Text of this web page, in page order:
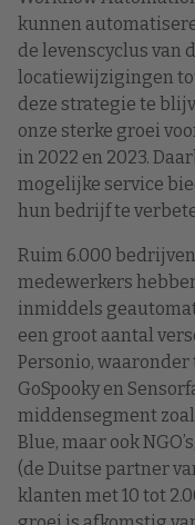
kunnen
de levenscyclus van
locatiewijzigingen
deze strategie te
onze sterke groei
in 2022 en 2023.
mogelijke service
hun bedrijf te
Ruim 6.000
medewerkers
inmiddels
een groot aantal
Personio,
GoSpooky en
middensegment
Blue, maar ook
(de Duitse partner
klanten met 10 tot